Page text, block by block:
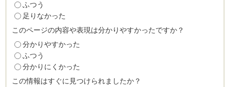
ふつう
足りなかった
このページの内容や表現は分かりやすかったですか？
分かりやすかった
ふつう
分かりにくかった
この情報はすぐに見つけられましたか？